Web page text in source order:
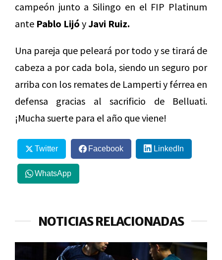
campeón junto a Silingo en el FIP Platinum
ante Pablo Lijó yJavi Ruiz.
Una pareja que peleará por todo y se tirará de
cabeza a por cada bola, siendo un seguro por
arriba con los remates de Lamperti y férrea en
defensa gracias al sacrificio de Belluati.
¡Mucha suerte para el año que viene!
Twitter Facebook LinkedIn
WhatsApp
NOTICIAS RELACIONADAS